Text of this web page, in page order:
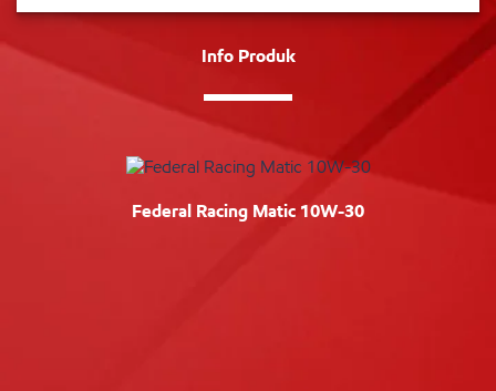
Info Produk
Federal Racing Matic 10W-30